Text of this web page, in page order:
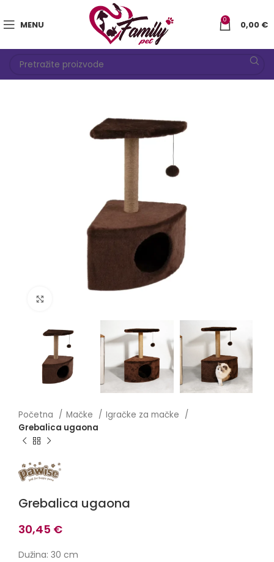
MENU 0 0,00 €
Početna Mačke
Igračke za mačke
Grebalica ugaona
Grebalica ugaona
30,45 €
Dužina: 30 cm